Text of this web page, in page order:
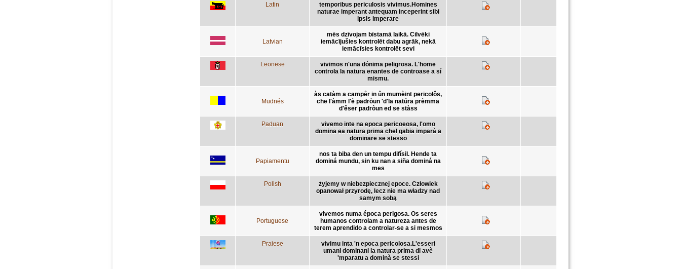
Latin
temporibus periculosis vivimus.Homines
naturae imperant antequam inceperint sibi
ipsis imperare
Latvian
mēs dzīvojam bīstamā laikā. Cilvēki
iemācījušies kontrolēt dabu agrāk, nekā
iemācīsies kontrolēt sevi
Leonese
vivimos n'una dónima peligrosa. L'home
controla la natura enantes de controase a sí
mismu.
Mudnés
às catàm a campêr in ûn mumèint pericolôs,
che l'àmm l'è padròun 'd'la natûra prèmma
d'êser padròun ed se stàss
Paduan
vivemo inte na epoca pericoeosa, l'omo
domina ea natura prima chel gabia imparà a
dominare se stesso
Papiamentu
nos ta biba den un tempu difísil. Hende ta
dominá mundu, sin ku nan a siña dominá na
mes
Polish
żyjemy w niebezpiecznej epoce. Człowiek
opanował przyrodę, lecz nie ma władzy nad
samym sobą
Portuguese
vivemos numa época perigosa. Os seres
humanos controlam a natureza antes de
terem aprendido a controlar-se a si mesmos
Praiese
vivimu inta 'n epoca pericolosa.L'esseri
umani dominani la natura prima di avè
'mparatu a dominà se stessi